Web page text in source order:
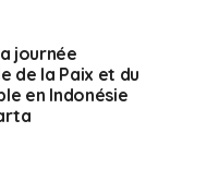
journée
de la Paix et du
en Indonésie